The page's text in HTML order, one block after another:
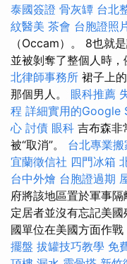
泰國簽證 骨灰罈 台北
紋醫美 茶會 台胞證照
（Occam）。 8也就
並被剝奪了整個人時，
北律師事務所 裙子上
那個男人。 眼科推薦
程 詳細實用的Google
心 討債 眼科 吉布森非
被“取消”。 台北專業
宜蘭徵信社 四門冰箱
台中外燴 台胞證過期
府將該地區置於軍事
定居者並沒有忘記美
國單位在美國方面作
擺盤 拔罐技巧教學 免